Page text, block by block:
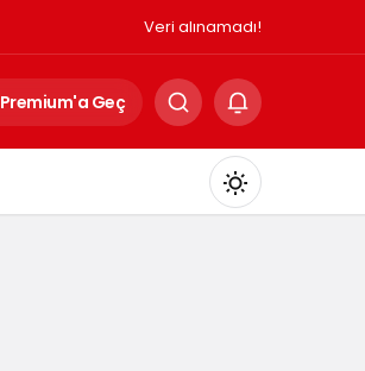
Veri alınamadı!
Premium'a Geç
Mod